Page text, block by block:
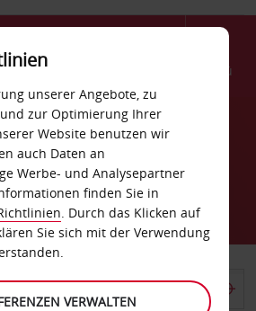
Menü
Point
unserer Angebote, zu
zur Optimierung Ihrer
Website benutzen wir
auch Daten an
Werbe- und Analysepartner
finden Sie in
. Durch das Klicken auf
Sie sich mit der Verwendung
VERWALTEN